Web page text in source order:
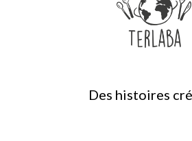
Des histoires